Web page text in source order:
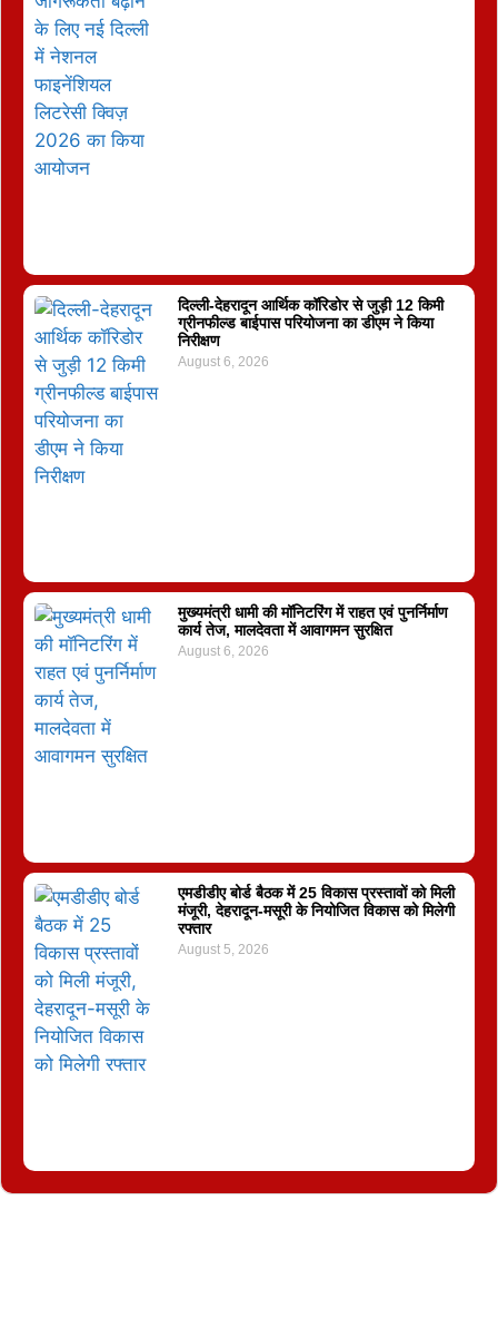
दिल्ली-देहरादून आर्थिक कॉरिडोर से जुड़ी 12 किमी
ग्रीनफील्ड बाईपास परियोजना का डीएम ने किया
निरीक्षण
August 6, 2026
मुख्यमंत्री धामी की मॉनिटरिंग में राहत एवं पुनर्निर्माण
कार्य तेज, मालदेवता में आवागमन सुरक्षित
August 6, 2026
एमडीडीए बोर्ड बैठक में 25 विकास प्रस्तावों को मिली
मंजूरी, देहरादून-मसूरी के नियोजित विकास को मिलेगी
रफ्तार
August 5, 2026